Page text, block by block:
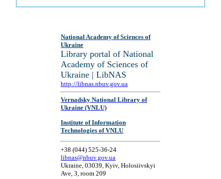
National Academy of Sciences of
Ukraine
Library portal of National
Academy of Sciences of
Ukraine | LibNAS
http://libnas.nbuv.gov.ua
Vernadsky National Library of
Ukraine (VNLU)
Institute of Information
Technologies of VNLU
+38 (044) 525-36-24
libnas@nbuv.gov.ua
Ukraine, 03039, Kyiv, Holosiivskyi
Ave, 3, room 209